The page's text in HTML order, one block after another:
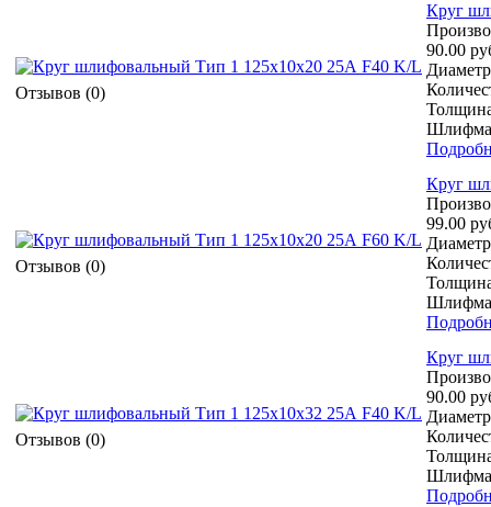
Отзывов (0)
Круг
90.00
Отзывов (0)
Круг
99.00
Отзывов (0)
Круг
90.00